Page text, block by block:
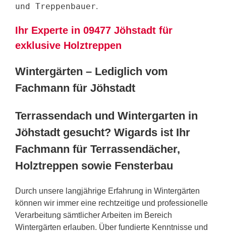
und Treppenbauer.
Ihr Experte in 09477 Jöhstadt für
exklusive Holztreppen
Wintergärten – Lediglich vom
Fachmann für Jöhstadt
Terrassendach und Wintergarten in
Jöhstadt gesucht? Wigards ist Ihr
Fachmann für Terrassendächer,
Holztreppen sowie Fensterbau
Durch unsere langjährige Erfahrung in Wintergärten
können wir immer eine rechtzeitige und professionelle
Verarbeitung sämtlicher Arbeiten im Bereich
Wintergärten erlauben. Über fundierte Kenntnisse und